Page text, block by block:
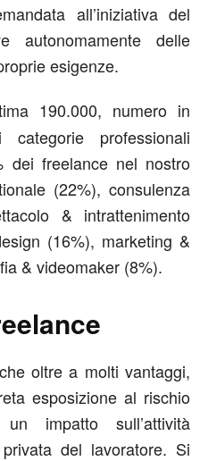
all’iniziativa del
autonomamente delle
esigenze.
190.000, numero in
professionali
dei freelance nel nostro
(22%), consulenza
& intrattenimento
(16%), marketing &
& videomaker (8%).
oltre a molti vantaggi,
esposizione al rischio
impatto sull’attività
del lavoratore. Si